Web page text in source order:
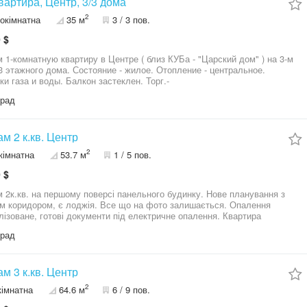
установлены пластиковые окна, домофон и входная дверь.
преимуществом является кладовая на этаже рядом с
что удобно для хранения вещей. Также есть возможность
металлический гараж в шаговой доступности от дома, что
большим плюсом для центра города. Квартира с хорошим
— подойдёт как для проживания, так и для сдачи в аренду.
35 м2 3 / 3 пов.
$
комнатную квартиру в Центре ( близ КУБа - "Царский дом" ) на 3-м
этажного дома. Состояние - жилое. Отопление - центральное.
газа и воды. Балкон застеклен. Торг.-
2 к.кв. Центр
53.7 м2 1 / 5 пов.
$
на першому поверсі панельного будинку. Нове планування з
коридором, є лоджія. Все що на фото залишається. Опалення
готові документи під електричне опалення. Квартира
3 к.кв. Центр
64.6 м2 6 / 9 пов.